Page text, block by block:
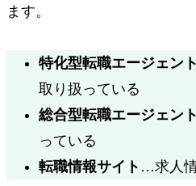
ます。
特化型転職エージェント
取り扱っている
総合型転職エージェント
っている
転職情報サイト …求人